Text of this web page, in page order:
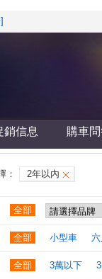
銷信息 購車
： 2年以內
全部
全部 小型車
全部 3萬以下